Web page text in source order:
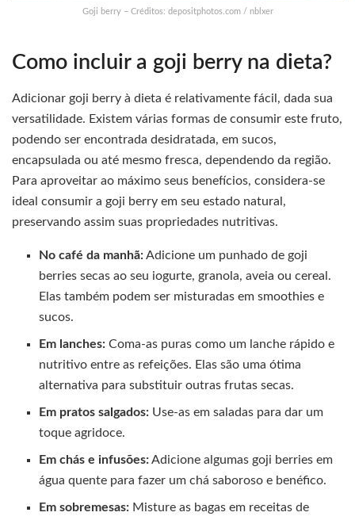
Goji berry – Créditos: depositphotos.com / nblxer
Como incluir a goji berry na dieta?
Adicionar goji berry à dieta é relativamente fácil, dada sua
versatilidade. Existem várias formas de consumir este fruto,
podendo ser encontrada desidratada, em sucos,
encapsulada ou até mesmo fresca, dependendo da região.
Para aproveitar ao máximo seus benefícios, considera-se
ideal consumir a goji berry em seu estado natural,
preservando assim suas propriedades nutritivas.
No café da manhã:Adicione um punhado de goji
berries secas ao seu iogurte, granola, aveia ou cereal.
Elas também podem ser misturadas em smoothies e
sucos.
Em lanches: Coma-as puras como um lanche rápido e
nutritivo entre as refeições. Elas são uma ótima
alternativa para substituir outras frutas secas.
Em pratos salgados: Use-as em saladas para dar um
toque agridoce.
Em chás e infusões:Adicione algumas goji berries em
água quente para fazer um chá saboroso e benéfico.
Em sobremesas: Misture as bagas em receitas de